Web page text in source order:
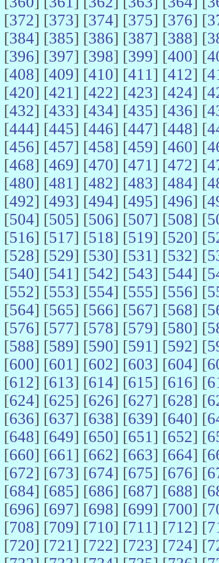
[372] [373] [374] [375] [376] [
[384] [385] [386] [387] [388] [
[396] [397] [398] [399] [400] [
[408] [409] [410] [411] [412] [
[420] [421] [422] [423] [424] [
[432] [433] [434] [435] [436] [
[444] [445] [446] [447] [448] [
[456] [457] [458] [459] [460] [
[468] [469] [470] [471] [472] [
[480] [481] [482] [483] [484] [
[492] [493] [494] [495] [496] [
[504] [505] [506] [507] [508] [
[516] [517] [518] [519] [520] [
[528] [529] [530] [531] [532] [
[540] [541] [542] [543] [544] [
[552] [553] [554] [555] [556] [
[564] [565] [566] [567] [568] [
[576] [577] [578] [579] [580] [
[588] [589] [590] [591] [592] [
[600] [601] [602] [603] [604] [
[612] [613] [614] [615] [616] [
[624] [625] [626] [627] [628] [
[636] [637] [638] [639] [640] [
[648] [649] [650] [651] [652] [
[660] [661] [662] [663] [664] [
[672] [673] [674] [675] [676] [
[684] [685] [686] [687] [688] [
[696] [697] [698] [699] [700] [
[708] [709] [710] [711] [712] [
[720] [721] [722] [723] [724] [